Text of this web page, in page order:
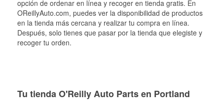
opción de ordenar en línea y recoger en tienda gratis. En
OReillyAuto.com, puedes ver la disponibilidad de productos
en la tienda más cercana y realizar tu compra en línea.
Después, solo tienes que pasar por la tienda que elegiste y
recoger tu orden.
Tu tienda O'Reilly Auto Parts en Portland